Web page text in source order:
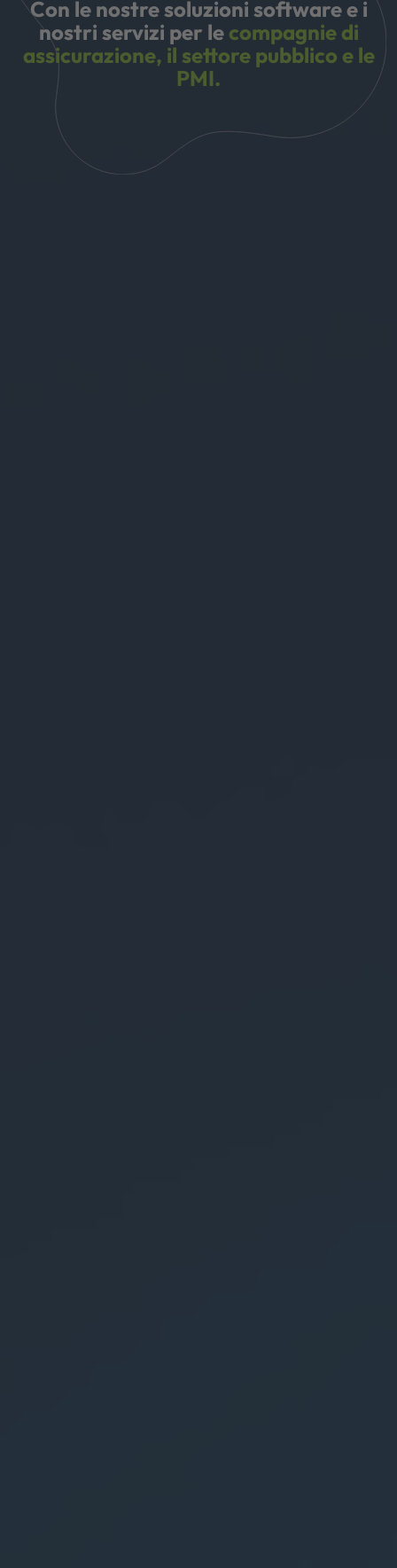
Con le nostre soluzioni software e i
nostri servizi per lecompagnie di
assicurazione, il settore pubblico e le
PMI.